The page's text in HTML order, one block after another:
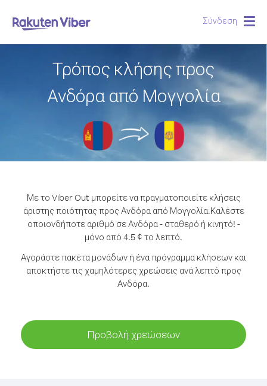
Σύνδεση
Τρόπος κλήσης προς
Ανδόρα από Μογγολία
Με το Viber Out μπορείτε να πραγματοποιείτε κλήσεις
άριστης ποιότητας προς Ανδόρα από Μογγολία.Καλέστε
οποιονδήποτε αριθμό σε Ανδόρα - σταθερό ή κινητό! -
μόνο από 4.5 ¢ το λεπτό.
Αγοράστε πακέτα μονάδων ή ένα πρόγραμμα κλήσεων και
αποκτήστε τις χαμηλότερες χρεώσεις ανά λεπτό προς
Ανδόρα.
Προβολή χρεώσεων